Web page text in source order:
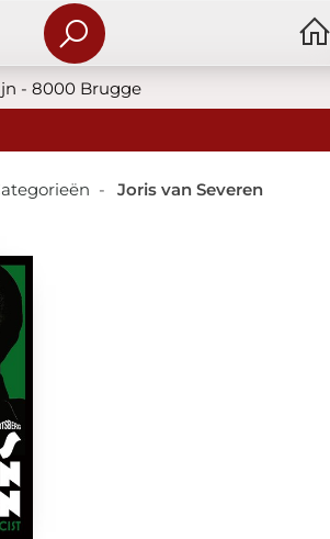
- 8000 Brugge
- Joris van Severen